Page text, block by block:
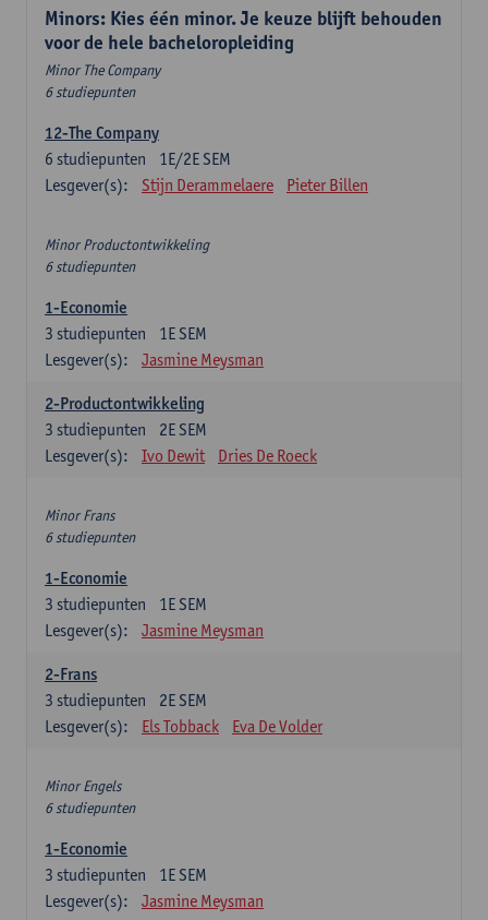
Minors: Kies één minor. Je keuze blijft behouden
voor de hele bacheloropleiding
Minor The Company
6 studiepunten
12-The Company
1E/2E SEM
6 studiepunten
Lesgever(s):
Stijn Derammelaere Pieter Billen
Minor Productontwikkeling
6 studiepunten
1-Economie
1E SEM
3 studiepunten
Lesgever(s):
Jasmine Meysman
2-Productontwikkeling
2E SEM
3 studiepunten
Lesgever(s):
Ivo Dewit Dries De Roeck
Minor Frans
6 studiepunten
1-Economie
1E SEM
3 studiepunten
Lesgever(s):
Jasmine Meysman
2-Frans
2E SEM
3 studiepunten
Lesgever(s):
Els Tobback Eva De Volder
Minor Engels
6 studiepunten
1-Economie
1E SEM
3 studiepunten
Lesgever(s):
Jasmine Meysman